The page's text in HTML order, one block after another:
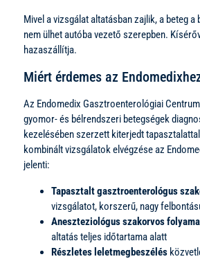
Mivel a vizsgálat altatásban zajlik, a beteg a
nem ülhet autóba vezető szerepben.
hazaszállítja.
Miért érdemes az
Az Endomedix Gasztroenterológiai
gyomor- és bélrendszeri betegségek
kezelésében szerzett kiterjedt
kombinált vizsgálatok elvégzése az
jelenti:
Tapasztalt gasztroenterológus
vizsgálatot, korszerű, nagy
Aneszteziológus szakorvos
altatás teljes időtartama alatt
Részletes leletmegbeszélés